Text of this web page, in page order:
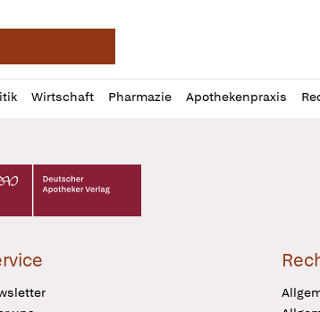
Wirtschaft Pharmazie Apothekenpraxis
Apotheker Verlag Logo